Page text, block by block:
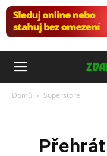
ZdarmaSeriály.cz
Domů Superstore